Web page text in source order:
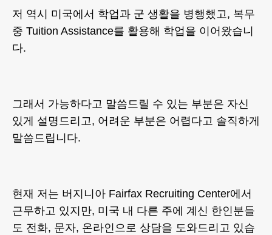
저 역시 미국에서 학업과 군 생활을 병행했고, 복무
중 Tuition Assistance를 활용해 학업을 이어왔습니
다.
그래서 가능하다고 말씀드릴 수 있는 부분은 자신
있게 설명드리고, 어려운 부분은 어렵다고 솔직하게
말씀드립니다.
현재 저는 버지니아 Fairfax Recruiting Center에서
근무하고 있지만, 미국 내 다른 주에 계신 한인분들
도 전화, 문자, 온라인으로 상담을 도와드리고 있습